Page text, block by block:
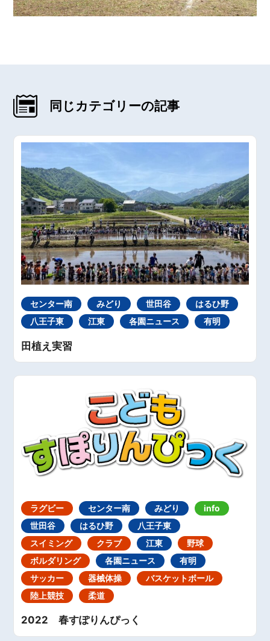
同じカテゴリーの記事
センター南 みどり 世田谷
はるひ野
八王子東
江東 各園ニュース 有明
田植え実習
ラグビー センター南 みどり
info
世田谷
はるひ野
八王子東
スイミング
クラブ 江東
野球
ボルダリング
各園ニュース
有明
サッカー
器械体操
バスケットボール
陸上競技
柔道
2022 春すぽりんぴっく